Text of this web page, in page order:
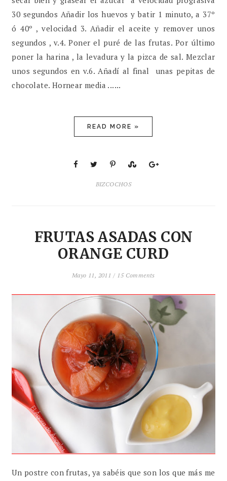
30 segundos Añadir los huevos y batir 1 minuto, a 37º
ó 40º , velocidad 3. Añadir el aceite y remover unos
segundos , v.4. Poner el puré de las frutas. Por último
poner la harina , la levadura y la pizca de sal. Mezclar
unos segundos en v.6. Añadí al final unas pepitas de
chocolate. Hornear media ......
READ MORE »
BIZCOCHOS
FRUTAS ASADAS CON
ORANGE CURD
Mayo 11, 2011 / 15 Comments
Un postre con frutas, ya sabéis que son los que más me